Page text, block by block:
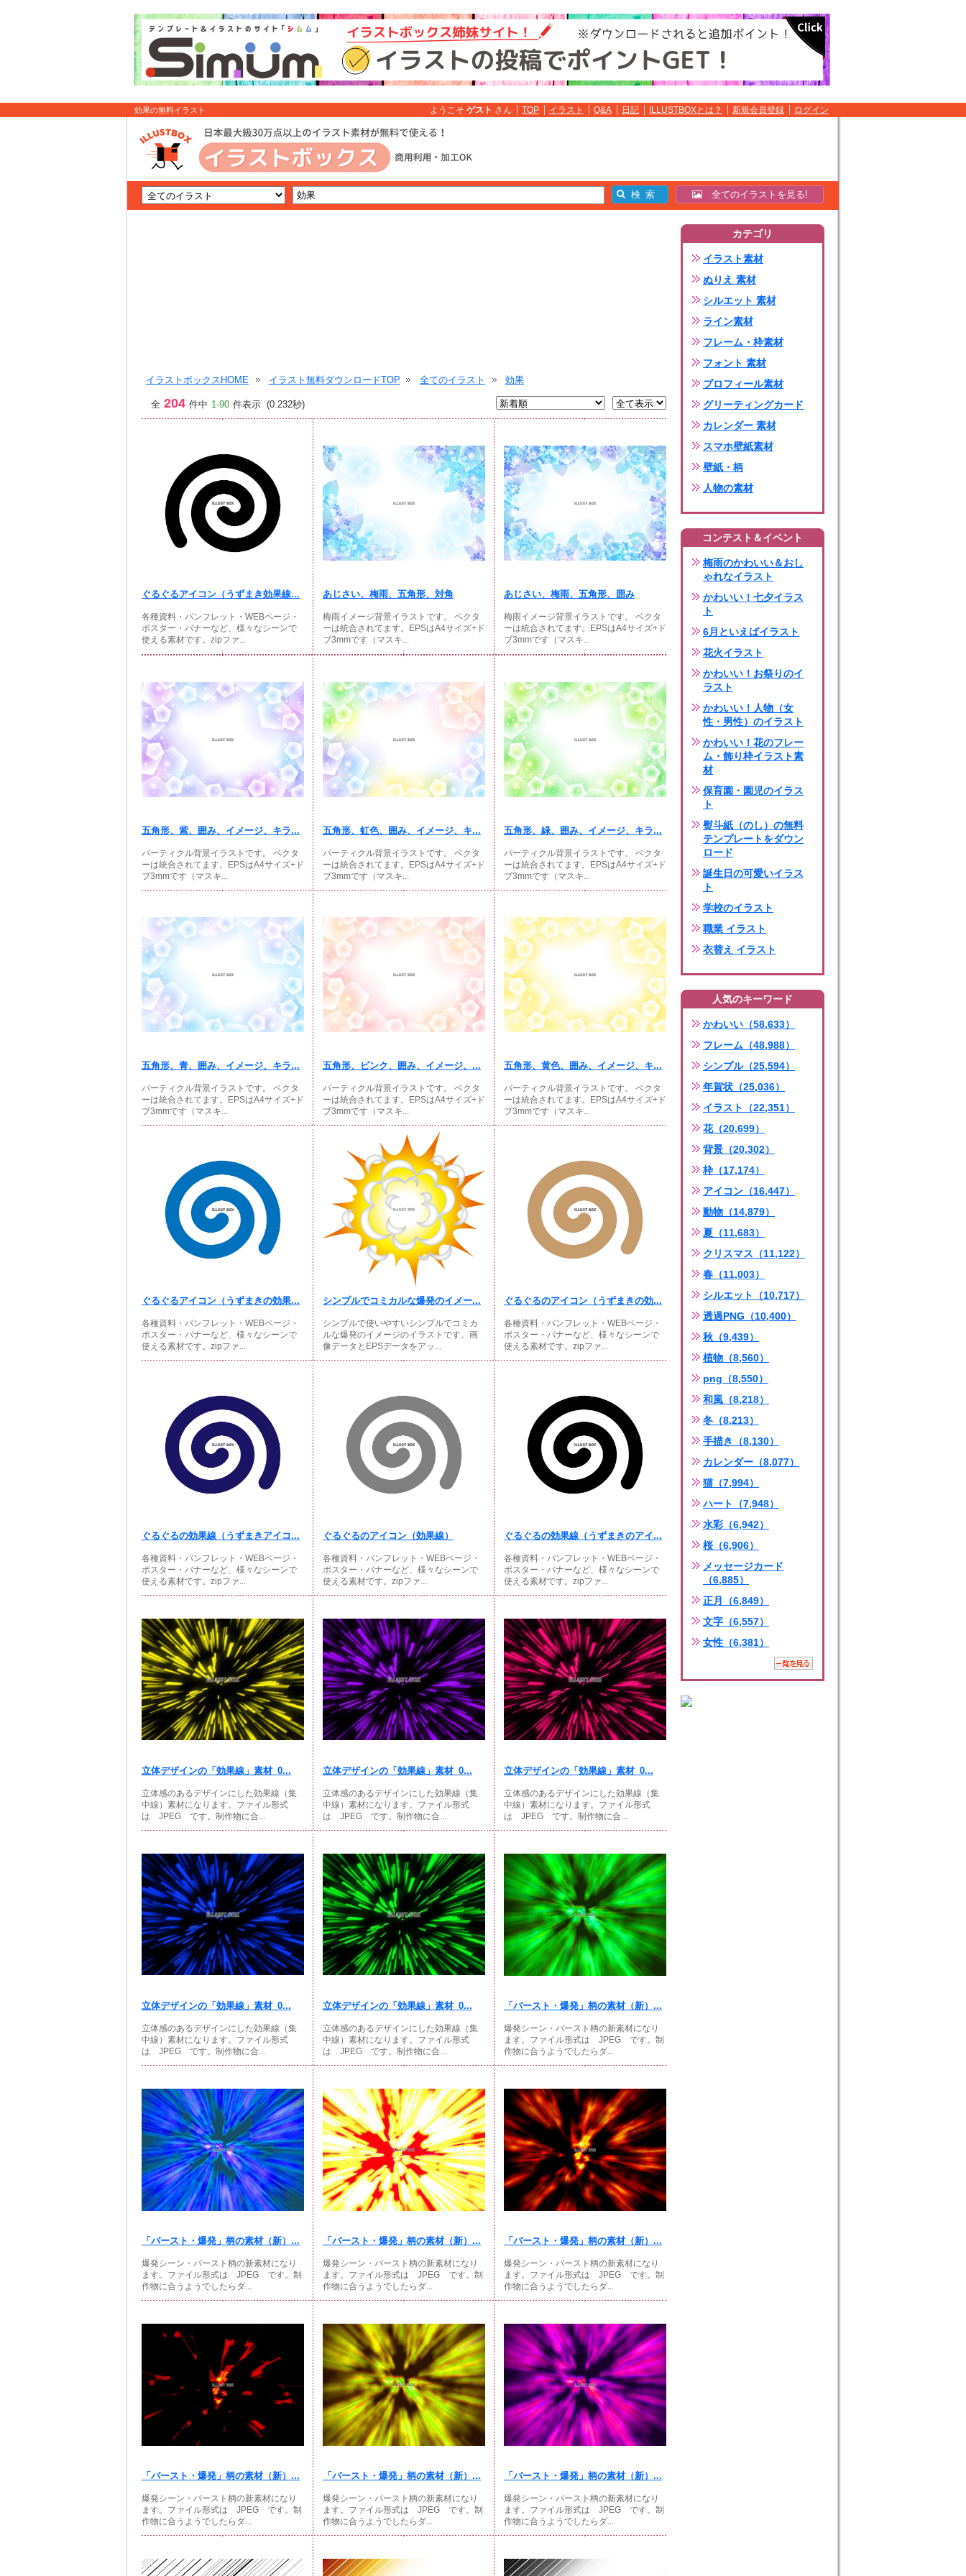
効果の無料イラスト ようこそ ゲスト さん TOP イラスト Q&A 日記 ILLUSTBOXとは？ 新規会員登録 ログイン
全てのイラストを見る!
イラストボックスHOME イラスト無料ダウンロードTOP 全てのイラスト 効果
全 204 件中 1-90 件表示 (0.232秒)
ぐるぐるアイコン（うずまき効果線...
各種資料・パンフレット・WEBページ・
ポスター・バナーなど、様々なシーンで
使える素材です。zipファ...
あじさい、梅雨、五角形、対角
梅雨イメージ背景イラストです。 ベクタ
ーは統合されてます。EPSはA4サイズ+ド
ブ3mmです（マスキ...
あじさい、梅雨、五角形、囲み
梅雨イメージ背景イラストです。 ベクタ
ーは統合されてます。EPSはA4サイズ+ド
ブ3mmです（マスキ...
五角形、紫、囲み、イメージ、キラ...
パーティクル背景イラストです。 ベクタ
ーは統合されてます。EPSはA4サイズ+ド
ブ3mmです（マスキ...
五角形、虹色、囲み、イメージ、キ...
パーティクル背景イラストです。 ベクタ
ーは統合されてます。EPSはA4サイズ+ド
ブ3mmです（マスキ...
五角形、緑、囲み、イメージ、キラ...
パーティクル背景イラストです。 ベクタ
ーは統合されてます。EPSはA4サイズ+ド
ブ3mmです（マスキ...
五角形、青、囲み、イメージ、キラ...
パーティクル背景イラストです。 ベクタ
ーは統合されてます。EPSはA4サイズ+ド
ブ3mmです（マスキ...
五角形、ピンク、囲み、イメージ、...
パーティクル背景イラストです。 ベクタ
ーは統合されてます。EPSはA4サイズ+ド
ブ3mmです（マスキ...
五角形、黄色、囲み、イメージ、キ...
パーティクル背景イラストです。 ベクタ
ーは統合されてます。EPSはA4サイズ+ド
ブ3mmです（マスキ...
ぐるぐるアイコン（うずまきの効果...
各種資料・パンフレット・WEBページ・
ポスター・バナーなど、様々なシーンで
使える素材です。zipファ...
シンプルでコミカルな爆発のイメー...
シンプルで使いやすいシンプルでコミカ
ルな爆発のイメージのイラストです。画
像データとEPSデータをアッ...
ぐるぐるのアイコン（うずまきの効...
各種資料・パンフレット・WEBページ・
ポスター・バナーなど、様々なシーンで
使える素材です。zipファ...
ぐるぐるの効果線（うずまきアイコ...
各種資料・パンフレット・WEBページ・
ポスター・バナーなど、様々なシーンで
使える素材です。zipファ...
ぐるぐるのアイコン（効果線）
各種資料・パンフレット・WEBページ・
ポスター・バナーなど、様々なシーンで
使える素材です。zipファ...
ぐるぐるの効果線（うずまきのアイ...
各種資料・パンフレット・WEBページ・
ポスター・バナーなど、様々なシーンで
使える素材です。zipファ...
立体デザインの「効果線」素材_0...
立体感のあるデザインにした効果線（集
中線）素材になります。ファイル形式
は JPEG です。制作物に合...
立体デザインの「効果線」素材_0...
立体感のあるデザインにした効果線（集
中線）素材になります。ファイル形式
は JPEG です。制作物に合...
立体デザインの「効果線」素材_0...
立体感のあるデザインにした効果線（集
中線）素材になります。ファイル形式
は JPEG です。制作物に合...
立体デザインの「効果線」素材_0...
立体感のあるデザインにした効果線（集
中線）素材になります。ファイル形式
は JPEG です。制作物に合...
立体デザインの「効果線」素材_0...
立体感のあるデザインにした効果線（集
中線）素材になります。ファイル形式
は JPEG です。制作物に合...
「バースト・爆発」柄の素材（新）...
爆発シーン・バースト柄の新素材になり
ます。ファイル形式は JPEG です。制
作物に合うようでしたらダ...
「バースト・爆発」柄の素材（新）...
爆発シーン・バースト柄の新素材になり
ます。ファイル形式は JPEG です。制
作物に合うようでしたらダ...
「バースト・爆発」柄の素材（新）...
爆発シーン・バースト柄の新素材になり
ます。ファイル形式は JPEG です。制
作物に合うようでしたらダ...
「バースト・爆発」柄の素材（新）...
爆発シーン・バースト柄の新素材になり
ます。ファイル形式は JPEG です。制
作物に合うようでしたらダ...
「バースト・爆発」柄の素材（新）...
爆発シーン・バースト柄の新素材になり
ます。ファイル形式は JPEG です。制
作物に合うようでしたらダ...
「バースト・爆発」柄の素材（新）...
爆発シーン・バースト柄の新素材になり
ます。ファイル形式は JPEG です。制
作物に合うようでしたらダ...
「バースト・爆発」柄の素材（新）...
爆発シーン・バースト柄の新素材になり
ます。ファイル形式は JPEG です。制
作物に合うようでしたらダ...
カテゴリ
イラスト素材
ぬりえ 素材
シルエット 素材
ライン素材
フレーム・枠素材
フォント 素材
プロフィール素材
グリーティングカード
カレンダー 素材
スマホ壁紙素材
壁紙・柄
人物の素材
コンテスト＆イベント
梅雨のかわいい＆おし
ゃれなイラスト
かわいい！七夕イラス
ト
6月といえばイラスト
花火イラスト
かわいい！お祭りのイ
ラスト
かわいい！人物（女
性・男性）のイラスト
かわいい！花のフレー
ム・飾り枠イラスト素
材
保育園・園児のイラス
ト
熨斗紙（のし）の無料
テンプレートをダウン
ロード
誕生日の可愛いイラス
ト
学校のイラスト
職業 イラスト
衣替え イラスト
人気のキーワード
かわいい（58,633）
フレーム（48,988）
シンプル（25,594）
年賀状（25,036）
イラスト（22,351）
花（20,699）
背景（20,302）
枠（17,174）
アイコン（16,447）
動物（14,879）
夏（11,683）
クリスマス（11,122）
春（11,003）
シルエット（10,717）
透過PNG（10,400）
秋（9,439）
植物（8,560）
png（8,550）
和風（8,218）
冬（8,213）
手描き（8,130）
カレンダー（8,077）
猫（7,994）
ハート（7,948）
水彩（6,942）
桜（6,906）
メッセージカード
（6,885）
正月（6,849）
文字（6,557）
女性（6,381）